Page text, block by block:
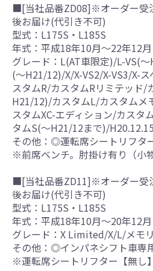
■[当社品番ZD08]※オーダー受
後お届け(代引き不可)
型式：L175S・L185S
年式：平成18年10月～22年12月
グレード：L(AT車限定)/L-VS(
(～H21/12)/X/X-VS2/X-VS3/X-
スタムR/カスタムRリミテッド/
H21/12)/カスタムL/カスタムメ
スタムXC-エディション/カスタ
タムS(～H21/12まで)/
その他：◎運転席シートリフタ
※前席ベンチ。肘掛け有り（小
■[当社品番ZD11]※オーダー受
後お届け(代引き不可)
型式：L175S・L185S
年式：平成18年10月～20年12月
グレード：X Limited/X/L/メモ
その他：◎インパネシフト車専
※運転席シートリフター【無し